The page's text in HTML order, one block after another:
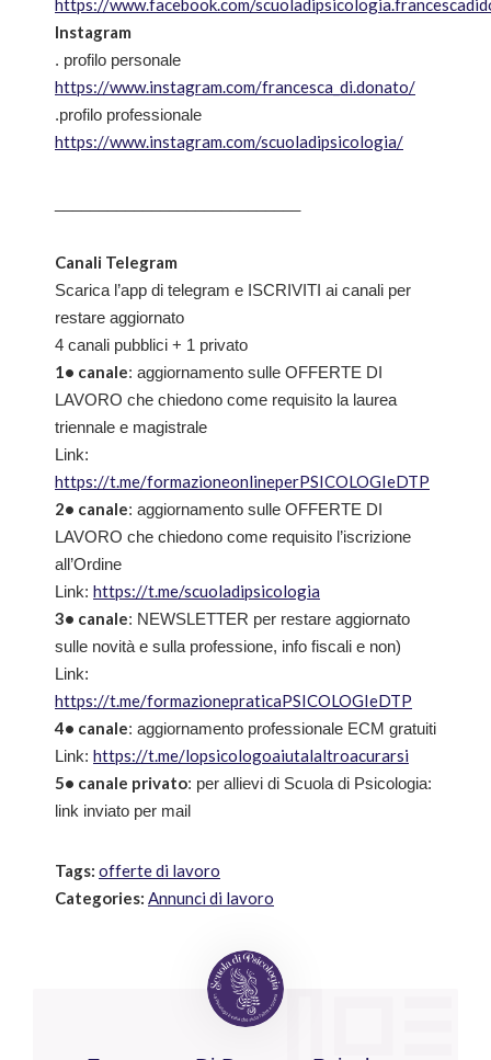
https://www.facebook.com/
Instagram
. profilo personale
https://www.instagram.com/francesca_di.donato/
.profilo professionale
https://www.instagram.com/scuoladipsicologia/
Canali Telegram
Scarica l’app di telegram e ISCRIVITI ai canali per
restare aggiornato
4 canali pubblici + 1 privato
1• canale: aggiornamento sulle OFFERTE DI
LAVORO che chiedono come requisito la laurea
triennale e magistrale
Link:
https://t.me/formazioneonlineperPSICOLOGIeDTP
2• canale: aggiornamento sulle OFFERTE DI
LAVORO che chiedono come requisito l’iscrizione
all’Ordine
Link: https://t.me/scuoladipsicologia
3• canale: NEWSLETTER per restare aggiornato
sulle novità e sulla professione, info fiscali e non)
Link:
https://t.me/formazionepraticaPSICOLOGIeDTP
4• canale: aggiornamento professionale ECM gratuiti
Link: https://t.me/lopsicologoaiutalaltroacurarsi
5• canale privato: per allievi di Scuola di Psicologia:
link inviato per mail
Tags: offerte di lavoro
Categories: Annunci di lavoro